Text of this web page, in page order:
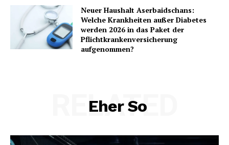
Neuer Haushalt Aserbaidschans:
Welche Krankheiten außer Diabetes
werden 2026 in das Paket der
Pflichtkrankenversicherung
aufgenommen?
Eher So
RELATED